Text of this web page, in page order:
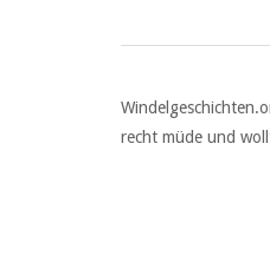
recht müde und